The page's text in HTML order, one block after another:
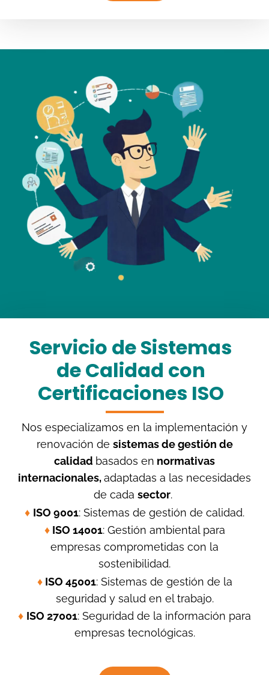
Servicio de Sistemas
de Calidad con
Certificaciones ISO
Nos especializamos en la implementación y
renovación de sistemas de gestión de
calidad basados en normativas
internacionales,adaptadas a las necesidades
de cada sector.
♦ ISO 9001: Sistemas de gestión de calidad.
♦ISO 14001: Gestión ambiental para
empresas comprometidas con la
sostenibilidad.
♦ISO 45001: Sistemas de gestión de la
seguridad y salud en el trabajo.
♦ ISO 27001: Seguridad de la información para
empresas tecnológicas.